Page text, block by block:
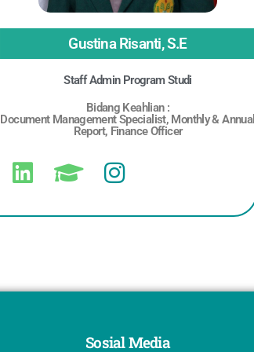
Gustina Risanti, S.E
Staff Admin Program Studi
Bidang Keahlian :
Document Management Specialist, Monthly & Annual
Report, Finance Officer
Sosial Media